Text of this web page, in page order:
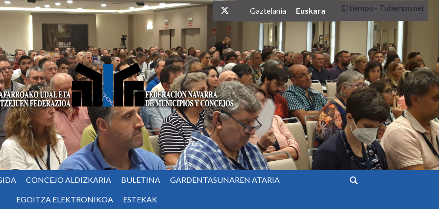
twitter
Gaztelania Euskara El tiempo - Tutiempo.net
CONCEJO ALDIZKARIA BULETINA GARDENTASUNAREN ATARIA
EGOITZA ELEKTRONIKOA ESTEKAK